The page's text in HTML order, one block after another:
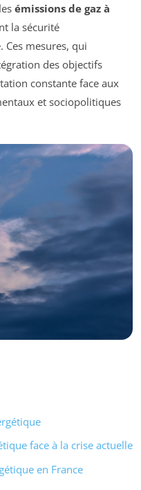
émissions de gaz à
la sécurité
Ces mesures, qui
des objectifs
constante face aux
et sociopolitiques
face à la crise actuelle
en France